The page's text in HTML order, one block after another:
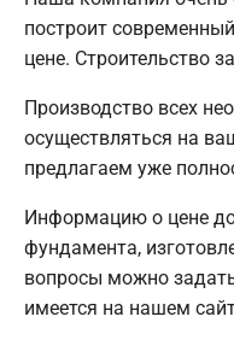
построит
цене. Строительство
Производство всех
осуществляться на
предлагаем уже
Информацию о цене
фундамента,
вопросы можно
имеется на нашем